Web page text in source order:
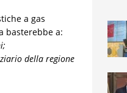
a gas
basterebbe a:
della regione